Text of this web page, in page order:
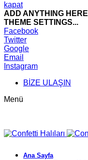
kapat
ADD ANYTHING
THEME SETTINGS...
Facebook
Twitter
Google
Email
Instagram
BİZE ULAŞIN
Menü
Ana Sayfa